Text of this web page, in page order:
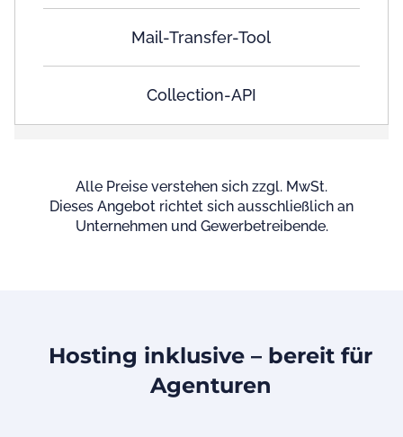
Mail-Transfer-Tool
Collection-API
Alle Preise verstehen sich zzgl. MwSt.
Dieses Angebot richtet sich ausschließlich an
Unternehmen und Gewerbetreibende.
Hosting inklusive – bereit für
Agenturen